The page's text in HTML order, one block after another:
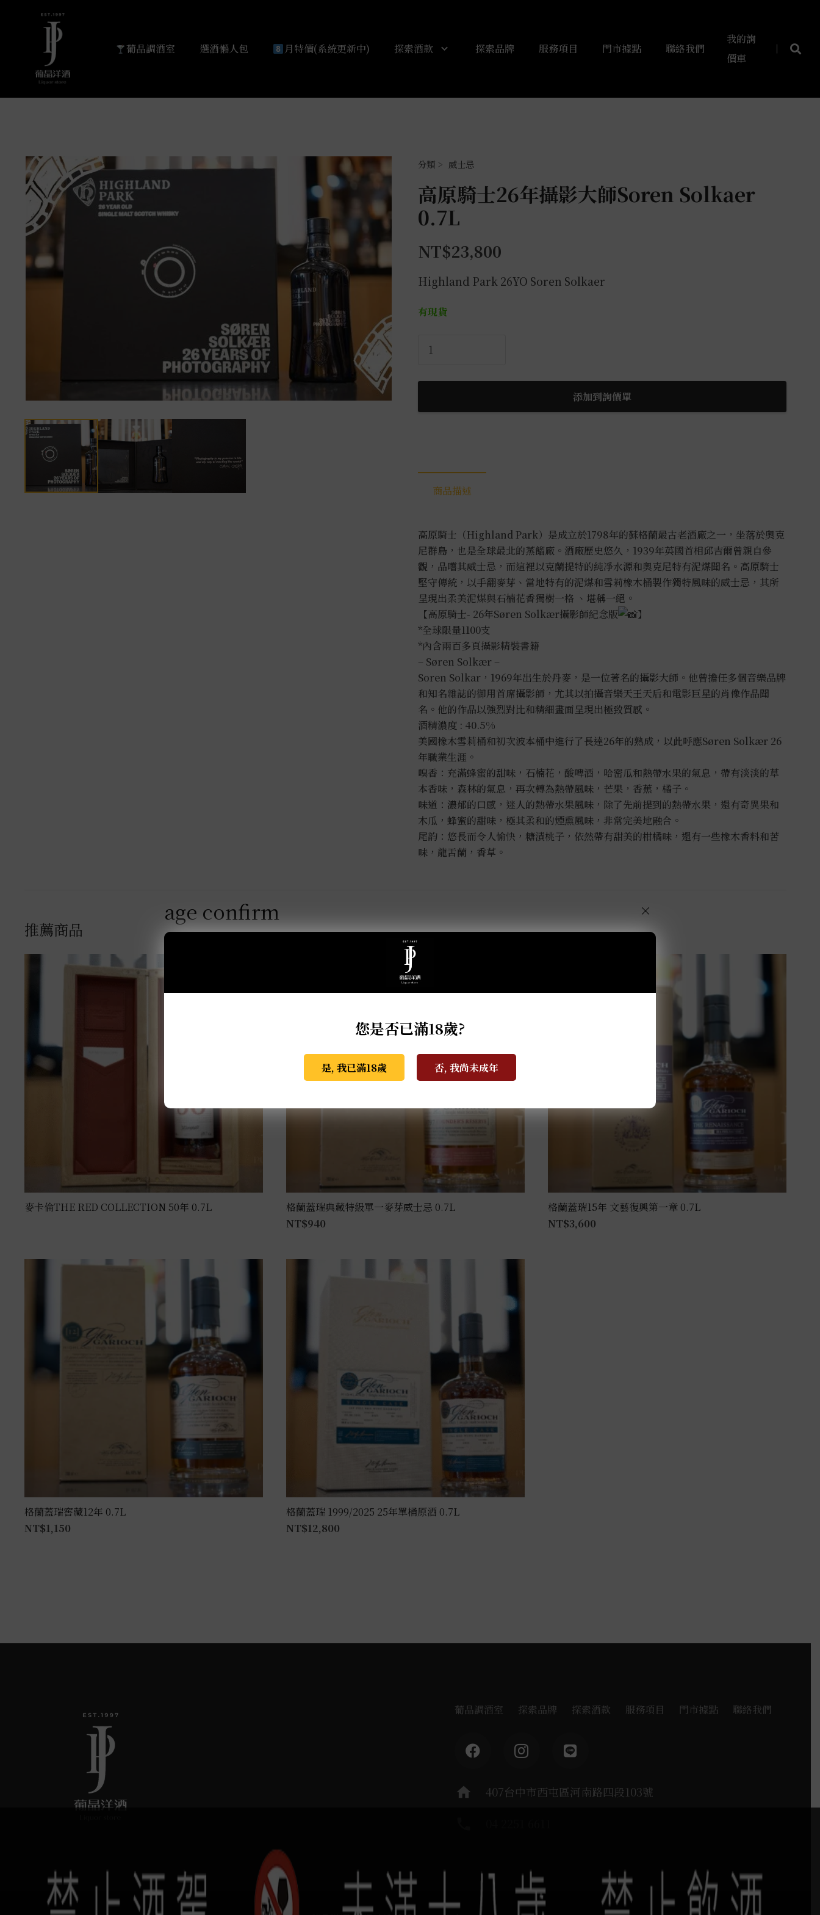
葡晶調酒室 選酒懶人包 月特價(系統更新中) 探索酒款 探索品牌 服務項目 門市據點 聯絡我們
我的詢
價車
威士忌
高原騎士26年攝影大師Soren Solkaer
0.7L
NT$23,800
Highland Park 26YO Soren Solkaer
有現貨
大
0.7L
數
量
添加到詢價單
商品描述
高原騎士（Highland Park）是成立於1798年的蘇格蘭最古老酒廠之一，坐落於奧克
尼群島，也是全球最北的蒸餾廠。酒廠歷史悠久，1939年英國首相邱吉爾曾親自參
觀，品嚐其威士忌，而這裡以克蘭提特的純凈水源和奧克尼特有泥煤聞名。高原騎士
堅守傳統，以手翻麥芽、當地特有的泥煤和雪莉橡木桶製作獨特風味的威士忌，其所
呈現出柔美泥煤與石楠花香獨樹一格 、堪稱一絕。
【高原騎士- 26年Søren Solkær攝影師紀念版
】
*全球限量1100支
*內含兩百多頁攝影精裝書籍
– Søren Solkær –
Soren Solkar，1969年出生於丹麥，是一位著名的攝影大師。他曾擔任多個音樂品牌
和知名雜誌的御用首席攝影師，尤其以拍攝音樂天王天后和電影巨星的肖像作品聞
名。他的作品以強烈對比和精細畫面呈現出極致質感。
酒精濃度 : 40.5%
美國橡木雪莉桶和初次波本桶中進行了長達26年的熟成，以此呼應Søren Solkær 26
年職業生涯。
嗅香：充滿蜂蜜的甜味，石楠花，酸啤酒，哈密瓜和熱帶水果的氣息，帶有淡淡的草
本香味，森林的氣息，再次轉為熱帶風味，芒果，香蕉，橘子。
味道：濃郁的口感，迷人的熱帶水果風味，除了先前提到的熱帶水果，還有奇異果和
木瓜，蜂蜜的甜味，極其柔和的煙熏風味，非常完美地融合。
尾韵：悠長而令人愉快，糖漬桃子，依然帶有甜美的柑橘味，還有一些橡木香料和苦
味，龍舌蘭，香草。
推薦商品
麥卡倫THE RED COLLECTION 50年 0.7L
格蘭蓋瑞典藏特級單一麥芽威士忌 0.7L
NT$940
格蘭蓋瑞15年 文藝復興第一章 0.7L
NT$3,600
格蘭蓋瑞窖藏12年 0.7L
NT$1,150
格蘭蓋瑞 1999/2025 25年單桶原酒 0.7L
NT$12,800
葡晶調酒室 探索品牌 探索酒款 服務項目 門市據點 聯絡我們
home 407台中市西屯區河南路四段103號
age confirm
您是否已滿18歲?
是, 我已滿18歲 否, 我尚未成年
×